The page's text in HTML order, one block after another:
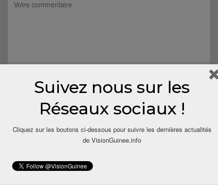
Save my name, email, and website in this browser for the next
Suivez nous sur les
Réseaux sociaux !
Cliquez sur les boutons ci-dessous pour suivre les dernières actualités
de VisionGuinee.info